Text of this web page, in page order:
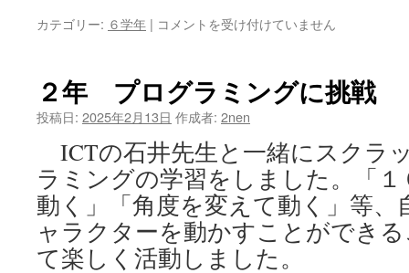
カテゴリー: ６学年 | ６
で
思
出
を
つ
く
ろ
う
集
コメントを受け付けていません
２年 プログラミングに挑戦
投稿日: 2025年2月13日 作成者: 2nen
ICTの石井先生と一緒にスクラ
ラミングの学習をしました。「
動く」「角度を変えて動く」等
ャラクターを動かすことができ
て楽しく活動しました。